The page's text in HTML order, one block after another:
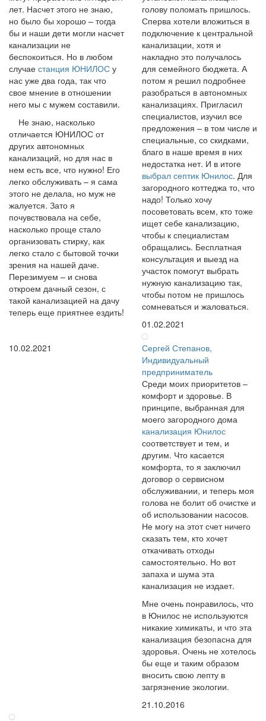
лет. Насчет этого не знаю,
но было бы хорошо – тогда
бы и наши дети могли насчет
канализации не
беспокоиться. Но в любом
случае станция ЮНИЛОС у
нас уже два года, так что
свое мнение в отношении
него мы с мужем составили.
Не знаю, насколько
отличается ЮНИЛОС от
других автономных
канализаций, но для нас в
нем есть все, что нужно! Его
легко обслуживать – я сама
этого не делала, но муж не
жалуется. Зато я
почувствовала на себе,
насколько проще стало
организовать стирку, как
легко стало с бытовой точки
зрения на нашей даче.
Перезимуем – и снова
откроем дачный сезон, с
такой канализацией на дачу
теперь еще приятнее ездить!
10.02.2021
голову поломать пришлось.
Сперва хотели вложиться в
подключение к центральной
канализации, хотя и
накладно это получалось
для семейного бюджета. А
потом я решил подробнее
разобраться в автономных
канализациях. Пригласил
специалистов, изучил все
предложения – в том числе и
специальные, со скидками,
благо в наше время в них
недостатка нет. И в итоге
выбрал септик Юнилос. Для
загородного коттеджа то, что
надо! Только хочу
посоветовать всем, кто тоже
ищет себе канализацию,
чтобы к специалистам
обращались. Бесплатная
консультация и выезд на
участок помогут выбрать
нужную канализацию так,
чтобы потом не пришлось
сомневаться и жаловаться.
01.02.2021
Сергей Степанов,
Индивидуальный
предприниматель
Среди моих приоритетов –
комфорт и здоровье. В
принципе, выбранная для
моего загородного дома
канализация Юнилос
соответствует и тем, и
другим. Что касается
комфорта, то я заключил
договор о сервисном
обслуживании, и теперь моя
голова не болит об очистке и
об использовании насосов.
Не могу на этот счет ничего
сказать тем, кто хочет
откачивать отходы
самостоятельно. Но вот
запаха и шума эта
канализация не издает.
Мне очень понравилось, что
в Юнилос не используются
никакие химикаты, и что эта
канализация безопасна для
здоровья. Очень не хотелось
бы еще и таким образом
вносить свою лепту в
загрязнение экологии.
21.10.2016